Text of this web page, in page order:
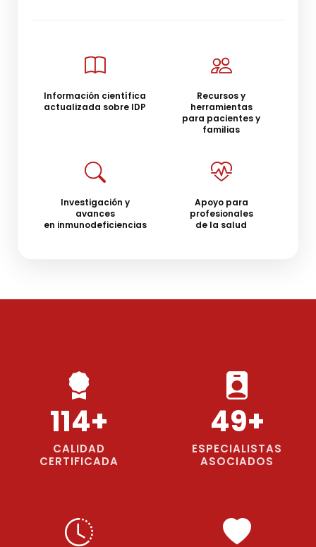
Información científica
actualizada sobre IDP
Recursos y
herramientas
para pacientes y
familias
Investigación y
avances
en inmunodeficiencias
Apoyo para
profesionales
de la salud
139+
CALIDAD
CERTIFICADA
59+
ESPECIALISTAS
ASOCIADOS